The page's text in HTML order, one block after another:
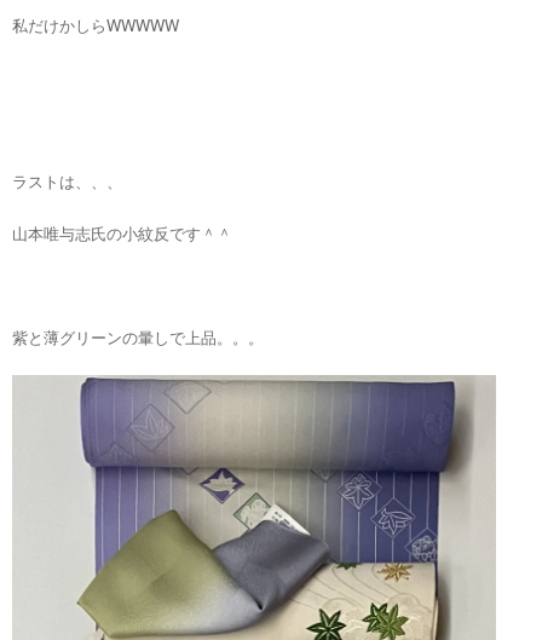
私だけかしらWWWWW
ラストは、、、
山本唯与志氏の小紋反です＾＾
紫と薄グリーンの暈しで上品。。。